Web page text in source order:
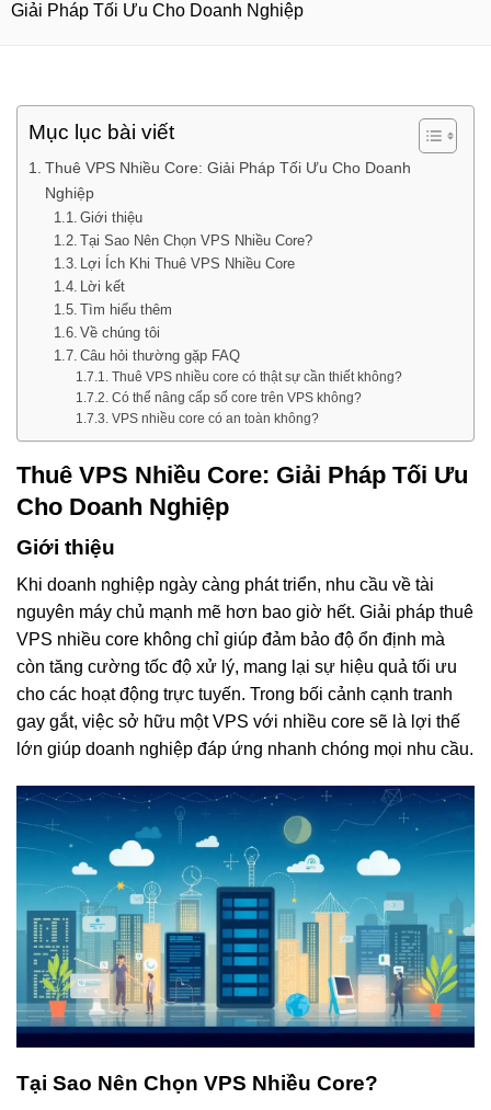
Giải Pháp Tối Ưu Cho Doanh Nghiệp
Mục lục bài viết
Thuê VPS Nhiều Core: Giải Pháp Tối Ưu Cho Doanh
Nghiệp
Giới thiệu
Tại Sao Nên Chọn VPS Nhiều Core?
Lợi Ích Khi Thuê VPS Nhiều Core
Lời kết
Tìm hiểu thêm
Về chúng tôi
Câu hỏi thường gặp FAQ
Thuê VPS nhiều core có thật sự cần thiết không?
Có thể nâng cấp số core trên VPS không?
VPS nhiều core có an toàn không?
Thuê VPS Nhiều Core: Giải Pháp Tối Ưu
Cho Doanh Nghiệp
Giới thiệu
Khi doanh nghiệp ngày càng phát triển, nhu cầu về tài
nguyên máy chủ mạnh mẽ hơn bao giờ hết. Giải pháp thuê
VPS nhiều core không chỉ giúp đảm bảo độ ổn định mà
còn tăng cường tốc độ xử lý, mang lại sự hiệu quả tối ưu
cho các hoạt động trực tuyến. Trong bối cảnh cạnh tranh
gay gắt, việc sở hữu một VPS với nhiều core sẽ là lợi thế
lớn giúp doanh nghiệp đáp ứng nhanh chóng mọi nhu cầu.
Tại Sao Nên Chọn VPS Nhiều Core?